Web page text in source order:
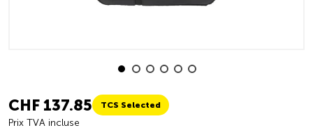
CHF 137.85 TCS Selected
Prix TVA incluse